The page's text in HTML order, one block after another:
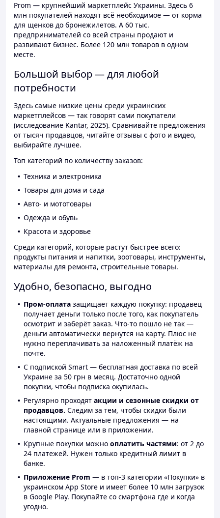
Prom — крупнейший маркетплейс Украины. Здесь 6
млн покупателей находят всё необходимое — от корма
для щенков до бронежилетов. А 60 тыс.
предпринимателей со всей страны продают и
развивают бизнес. Более 120 млн товаров в одном
месте.
Большой выбор — для любой
потребности
Здесь самые низкие цены среди украинских
маркетплейсов — так говорят сами покупатели
(исследование Kantar, 2025). Сравнивайте предложения
от тысяч продавцов, читайте отзывы с фото и видео,
выбирайте лучшее.
Топ категорий по количеству заказов:
Техника и электроника
Товары для дома и сада
Авто- и мототовары
Одежда и обувь
Красота и здоровье
Среди категорий, которые растут быстрее всего:
продукты питания и напитки, зоотовары, инструменты,
материалы для ремонта, строительные товары.
Удобно, безопасно, выгодно
Пром-оплата защищает каждую покупку: продавец
получает деньги только после того, как покупатель
осмотрит и заберёт заказ. Что-то пошло не так —
деньги автоматически вернутся на карту. Плюс не
нужно переплачивать за наложенный платёж на
почте.
С подпиской Smart — бесплатная доставка по всей
Украине за 50 грн в месяц. Достаточно одной
покупки, чтобы подписка окупилась.
Регулярно проходят акции и сезонные скидки от
продавцов. Следим за тем, чтобы скидки были
настоящими. Актуальные предложения — на
главной странице или в приложении.
Крупные покупки можно оплатить частями: от 2 до
24 платежей. Нужен только кредитный лимит в
банке.
Приложение Prom — в топ-3 категории «Покупки» в
украинском App Store и имеет более 10 млн загрузок
в Google Play. Покупайте со смартфона где и когда
угодно.